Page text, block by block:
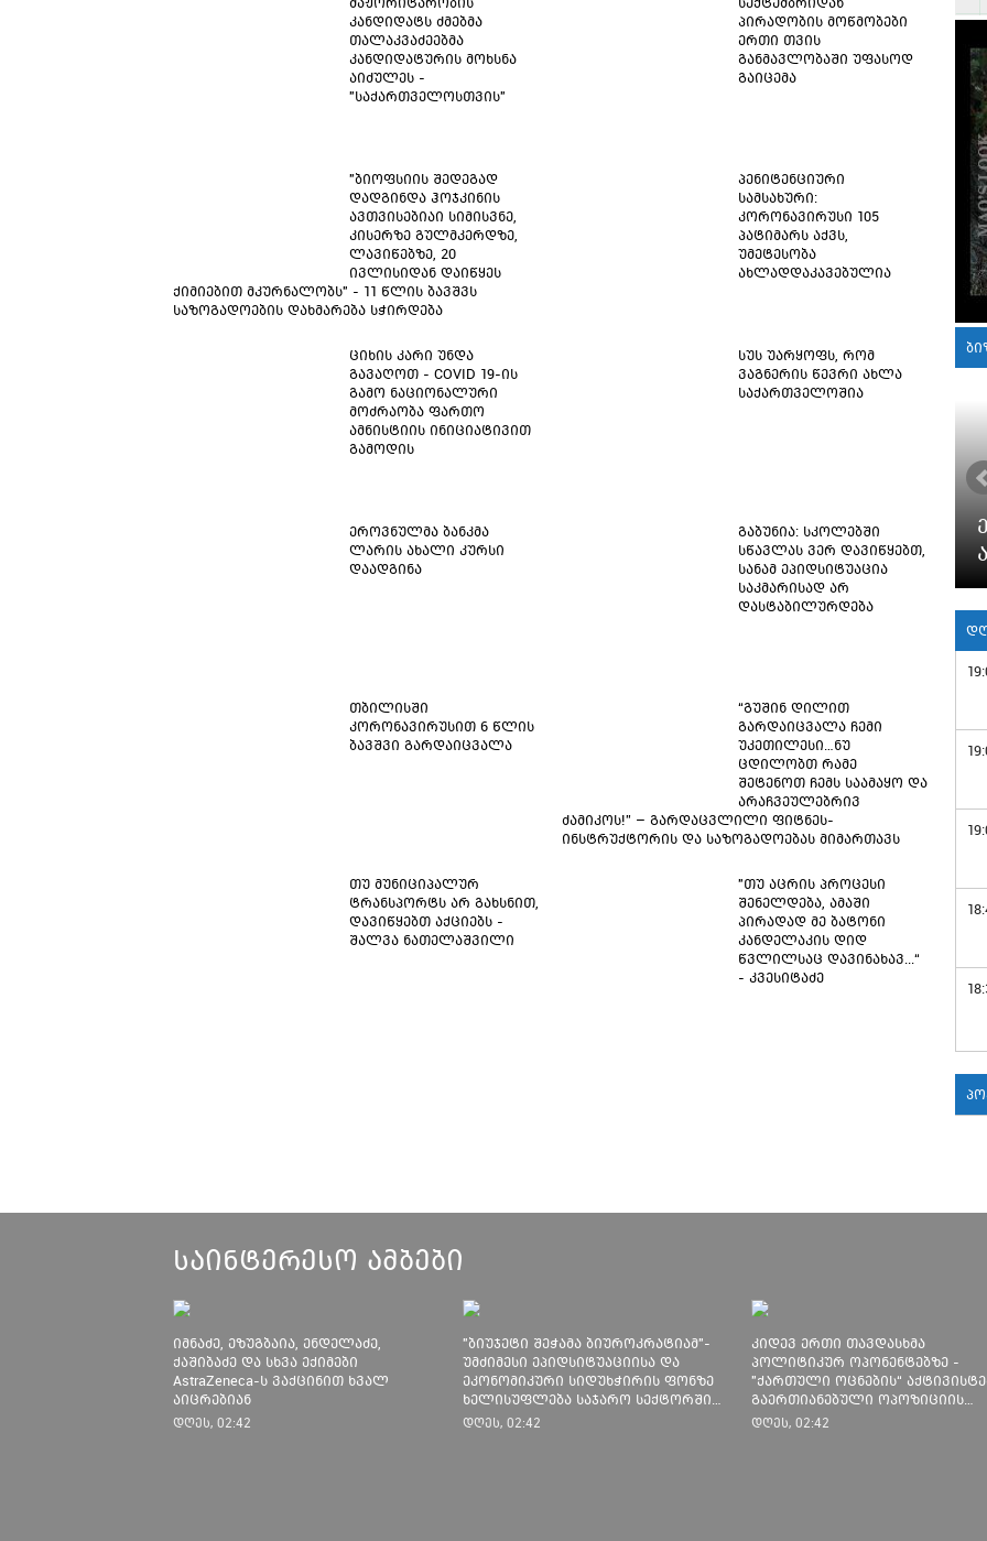
კანდიდატს ძმებმა
თალაკვაძეებმა
კანდიდატურის მოხსნა
აიძულეს -
"საქართველოსთვის"
პირადობის მოწმობები
ერთი თვის
განმავლობაში უფასოდ
გაიცემა
"ბიოფსიის შედეგად
დადგინდა ჰოჯკინის
ავთვისებიაი სიმისვნე,
კისერზე გულმკერდზე,
ლავიწებზე, 20
ივლისიდან დაიწყეს
ქიმიებით მკურნალობს" - 11 წლის ბავშვს
საზოგადოების დახმარება სჭირდება
პენიტენციური
სამსახური:
კორონავირუსი 105
პატიმარს აქვს,
უმეტესობა
ახლადდაკავებულია
ციხის კარი უნდა
გავაღოთ - COVID 19-ის
გამო ნაციონალური
მოძრაობა ფართო
ამნისტიის ინიციატივით
გამოდის
სუს უარყოფს, რომ
ვაგნერის წევრი ახლა
საქართველოშია
ეროვნულმა ბანკმა
ლარის ახალი კურსი
დაადგინა
გაბუნია: სკოლებში
სწავლას ვერ დავიწყებთ,
სანამ ეპიდსიტუაცია
საკმარისად არ
დასტაბილურდება
თბილისში
კორონავირუსით 6 წლის
ბავშვი გარდაიცვალა
“გუშინ დილით
გარდაიცვალა ჩემი
უკეთილესი…ნუ
ცდილობთ რამე
შეტენოთ ჩემს საამაყო და
არაჩვეულებრივ
ძამიკოს!” – გარდაცვლილი ფიტნეს-
ინსტრუქტორის და საზოგადოებას მიმართავს
თუ მუნიციპალურ
ტრანსპორტს არ გახსნით,
დავიწყებთ აქციებს -
შალვა ნათელაშვილი
"თუ აცრის პროცესი
შენელდება, ამაში
პირადად მე ბატონი
კანდელაკის დიდ
წვლილსაც დავინახავ...“
- კვესიტაძე
საინტერესო ამბები
იმნაძე, ეზუგბაია, ენდელაძე,
ქაშიბაძე და სხვა ექიმები
AstraZeneca-ს ვაქცინით ხვალ
აიცრებიან
დღეს, 02:42
"ბიუჯეტი შეჭამა ბიუროკრატიამ"-
უმძიმესი ეპიდსიტუაციისა და
ეკონომიკური სიდუხჭირის ფონზე
ხელისუფლება საჯარო სექტორში
დასაქმებულთა ხელფასებს ზრდის
დღეს, 02:42
კიდევ ერთი თავდასხმა
პოლიტიკურ ოპონენტებზე -
"ქართული ოცნების“
გაერთიანებული ოპოზიციის
წარმომადგენლებს ფიზიკურად
დღეს, 02:42